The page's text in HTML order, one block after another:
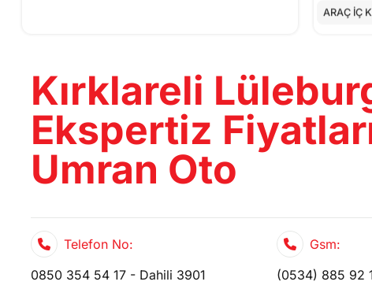
ARAÇ İÇ
CİHAZ
Kırklareli
Ekspertiz Fiyatları
Umran Oto
Telefon No:
0850 354 54 17 - Dahili 3901
Gsm:
(0534) 885 92